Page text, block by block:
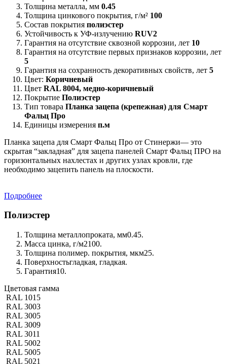
Толщина металла, мм 0.45
Толщина цинкового покрытия, г/м² 100
Состав покрытия полиэстер
Устойчивость к УФ-излучению RUV2
Гарантия на отсутствие сквозной коррозии, лет 10
Гарантия на отсутствие первых признаков коррозии, лет
5
Гарантия на сохранность декоративных свойств, лет 5
Цвет: Коричневый
Цвет RAL 8004, медно-коричневый
Покрытие Полиэстер
Тип товара Планка зацепа (крепежная) для Смарт
Фальц Про
Единицы измерения п.м
Планка зацепа для Смарт Фальц Про от Стинержи— это
скрытая “закладная” для зацепа панелей Смарт Фальц ПРО на
горизонтальных нахлестах и других узлах кровли, где
необходимо зацепить панель на плоскости.
Подробнее
Полиэстер
Толщина металлопроката, мм0.45.
Масса цинка, г/м2100.
Толщина полимер. покрытия, мкм25.
Поверхностьгладкая, гладкая.
Гарантия10.
Цветовая гамма
RAL 1015
RAL 3003
RAL 3005
RAL 3009
RAL 3011
RAL 5002
RAL 5005
RAL 5021